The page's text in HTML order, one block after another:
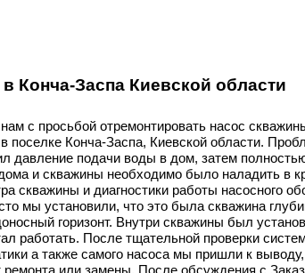
Конча-Заспа Киевской области
с просьбой отремонтировать насос
поселке Конча-Заспа, Киевской области.
давление подачи воды в дом, затем
и скважины необходимо было наладить в
скважины и диагностики работы насосного
мы установили, что это была скважина
горизонт. Внутри скважины был
работать. После тщательной проверки
а также самого насоса мы пришли к
ремонта или замены. После обсуждения с